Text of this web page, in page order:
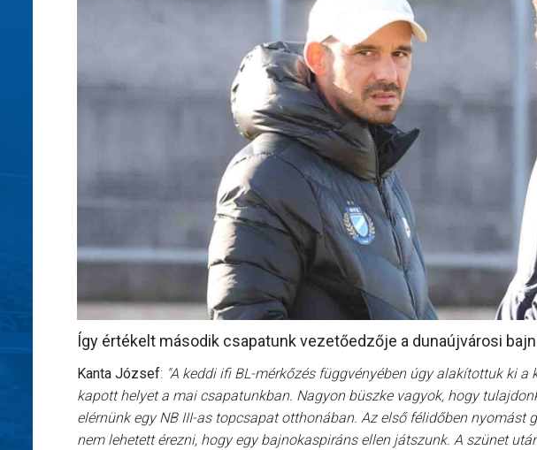
Így értékelt második csapatunk vezetőedzője a dunaújvárosi
Kanta József: "A keddi ifi BL-mérkőzés függvényében úgy alakítottuk ki
kapott helyet a mai csapatunkban. Nagyon büszke vagyok, hogy
elérnünk egy NB III-as topcsapat otthonában. Az első félidőben nyomást
nem lehetett érezni, hogy egy bajnokaspiráns ellen játszunk. A szünet